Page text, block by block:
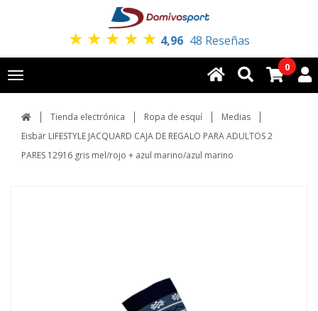
★ ★ ★ ★ ★ 4,96 48 Reseñas
Toggle
navigation
0
Tienda electrónica Ropa de esquí
Medias
Eisbär LIFESTYLE JACQUARD CAJA DE REGALO PARA ADULTOS 2
PARES 12916 gris mel/rojo + azul marino/azul marino